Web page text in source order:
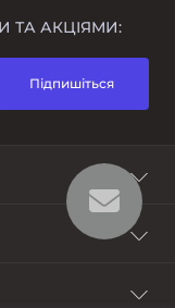
ТА АКЦІЯМИ:
Підпишіться